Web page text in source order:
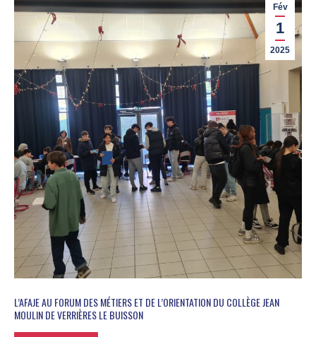
Fév
1
2025
L’AFAJE AU FORUM DES MÉTIERS ET DE L’ORIENTATION DU COLLÈGE JEAN
MOULIN DE VERRIÈRES LE BUISSON